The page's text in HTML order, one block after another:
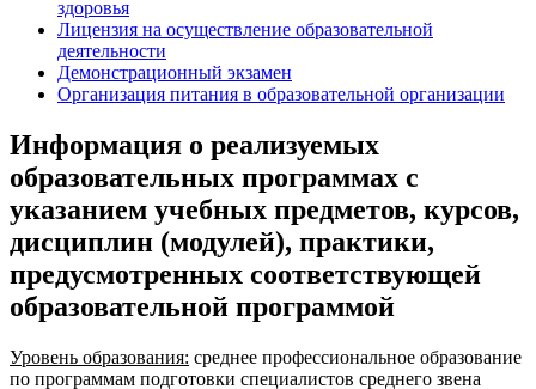
здоровья
Лицензия на осуществление образовательной
деятельности
Демонстрационный экзамен
Организация питания в образовательной организации
Информация о реализуемых
образовательных программах с
указанием учебных предметов, курсов,
дисциплин (модулей), практики,
предусмотренных соответствующей
образовательной программой
Уровень образования: среднее профессиональное образование
по программам подготовки специалистов среднего звена